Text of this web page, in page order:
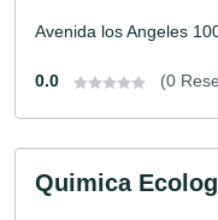
Avenida los Angeles
0.0 (0
Quimica